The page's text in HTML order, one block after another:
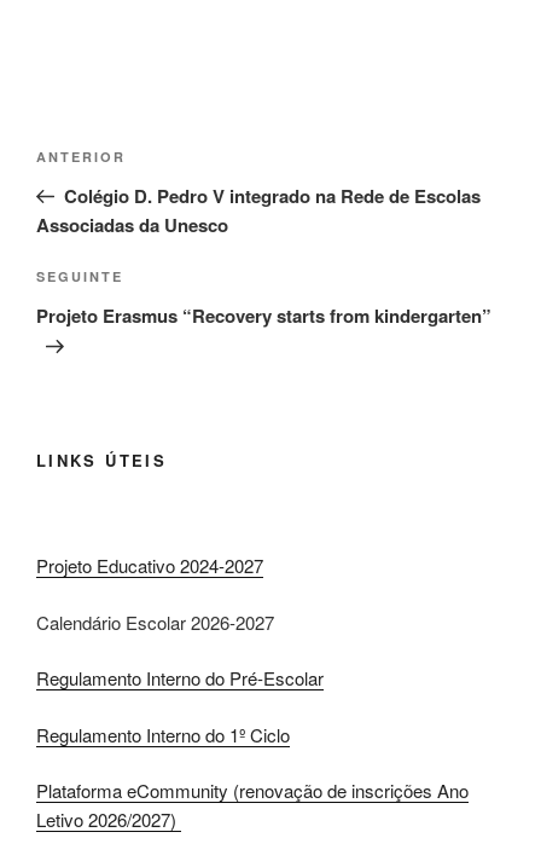
Navegação
artigos
Conteúdo
anterior
ANTERIOR
Colégio D. Pedro V integrado na Rede de Escolas
Associadas da Unesco
Conteúdo
seguinte
SEGUINTE
Projeto Erasmus “Recovery starts from kindergarten”
LINKS ÚTEIS
Projeto Educativo 2024-2027
Calendário Escolar 2026-2027
Regulamento Interno do Pré-Escolar
Regulamento Interno do 1º Ciclo
Plataforma eCommunity (renovação de inscrições Ano
Letivo 2026/2027)